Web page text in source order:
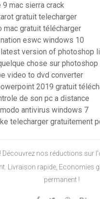
mac sierra crack
gratuit telecharger
mac gratuit télécharger
eswc windows 10
version of photoshop
chose sur photoshop
video to dvd converter
2019 gratuit
de son pc a distance
antivirus windows 7
telecharger gratuitement
Découvrez nos réductions sur
Livraison rapide, Economies
permanent !